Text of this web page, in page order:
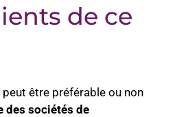
de ce
être préférable ou non
des sociétés de